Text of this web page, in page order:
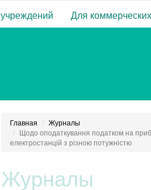
Для
Главная
Журналы
Щодо оподаткування податком на
електростанцій з різною потужністю
Журналы